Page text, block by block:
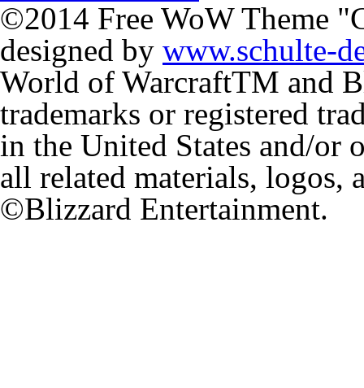
©2014 Free WoW Theme "
designed by www.schulte-
World of WarcraftTM and
trademarks or registered
in the United States and/or
all related materials, logos,
©Blizzard Entertainment.